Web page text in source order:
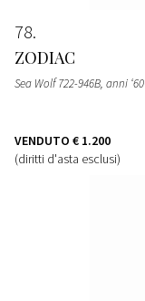
78
ZODIAC
Sea Wolf 722-946B, anni ‘60
VENDUTO € 1.200
(diritti d'asta esclusi)